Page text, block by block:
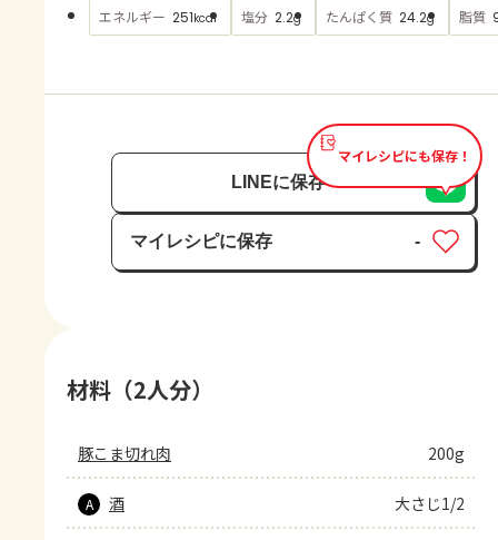
AJINOMOTO PARK とは
エネルギー 251kcal 塩分 2.2g たんぱく質 24.2g 脂質
マイレシピにも保存！
LINEに保存
マイレシピに保存
保存済み
-
材料（2人分）
豚こま切れ肉 200g
A 酒 大さじ1/2